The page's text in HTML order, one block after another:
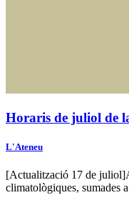
Horaris de juliol de
L'Ateneu
[Actualització 17 de
climatològiques, sumades